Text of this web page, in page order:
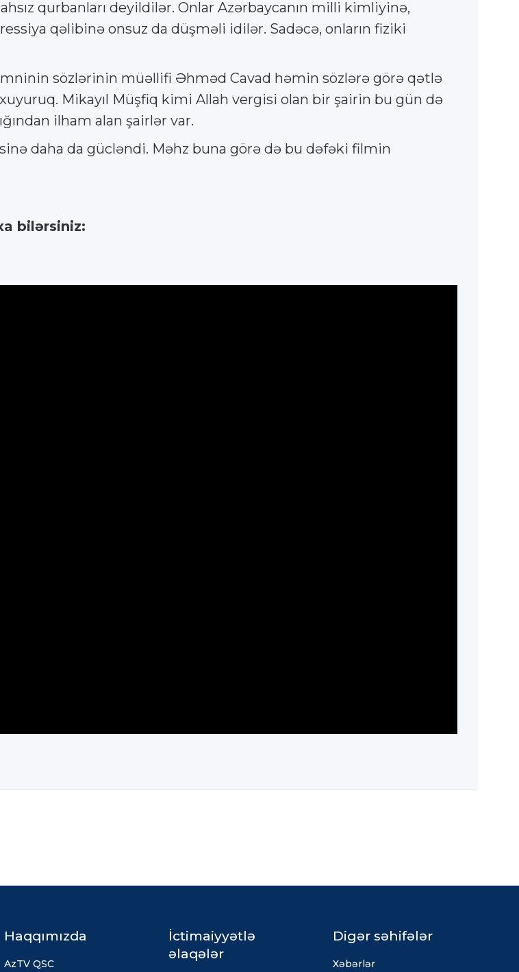
qurbanları deyildilər. Onlar Azərbaycanın milli kimliyinə,
qəlibinə onsuz da düşməli idilər. Sadəcə, onların fiziki
sözlərinin müəllifi Əhməd Cavad həmin sözlərə görə qətlə
Mikayıl Müşfiq kimi Allah vergisi olan bir şairin bu gün də
ilham alan şairlər var.
daha da gücləndi. Məhz buna görə də bu dəfəki filmin
bilərsiniz:
Haqqımızda
AzTV QSC
İctimaiyyətlə
əlaqələr
Digər səhifələr
Xəbərlər